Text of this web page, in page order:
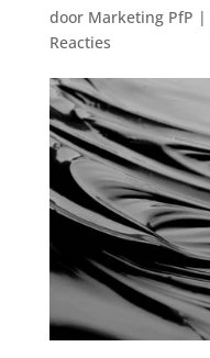
door Marketing PfP |
Reacties